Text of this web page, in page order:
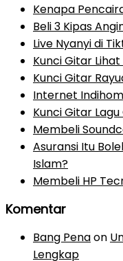
Kenapa
Beli 3 Kipas
Live Nyanyi di
Kunci Gitar
Kunci Gitar
Internet
Kunci Gitar
Membeli
Asuransi Itu
Islam?
Membeli HP
Komentar
Bang Penaon
Lengkap